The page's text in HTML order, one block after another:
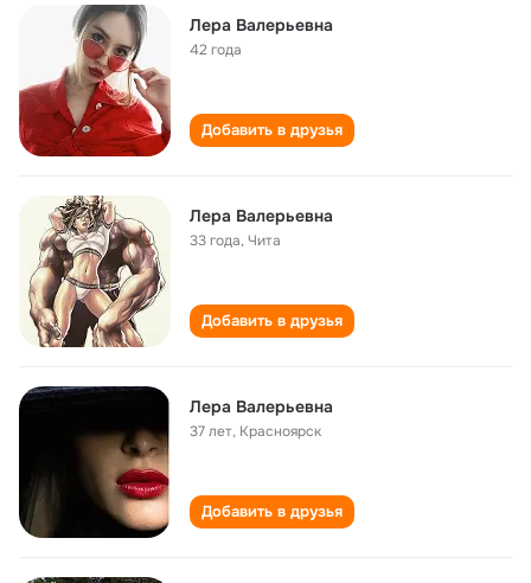
Лера Валерьевна
42 года
Добавить в друзья
Лера Валерьевна
33 года,Чита
Добавить в друзья
Лера Валерьевна
37 лет, Красноярск
Добавить в друзья